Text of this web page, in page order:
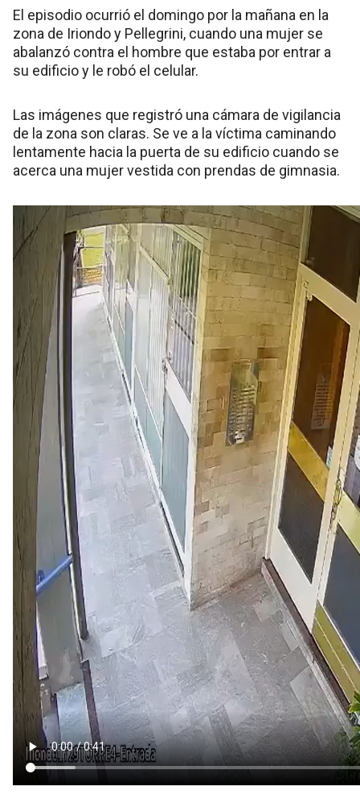
El episodio ocurrió el domingo por la mañana en la
zona de Iriondo y Pellegrini, cuando una mujer se
abalanzó contra el hombre que estaba por entrar a
su edificio y le robó el celular.
Las imágenes que registró una cámara de vigilancia
de la zona son claras. Se ve a la víctima caminando
lentamente hacia la puerta de su edificio cuando se
acerca una mujer vestida con prendas de gimnasia.